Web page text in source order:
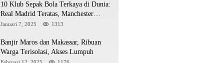
10 Klub Sepak Bola Terkaya di Dunia:
Real Madrid Teratas, Manchester
United Mengejar!
Januari 7, 2025 1313
Banjir Maros dan Makassar, Ribuan
Warga Terisolasi, Akses Lumpuh